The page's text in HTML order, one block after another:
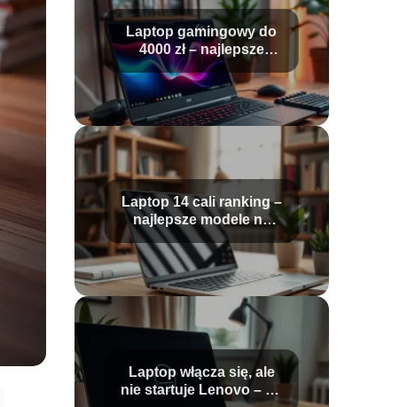
Laptop gamingowy do
4000 zł – najlepsze
modele i opinie
Laptop 14 cali ranking –
najlepsze modele na
rynku
Laptop włącza się, ale
nie startuje Lenovo – co